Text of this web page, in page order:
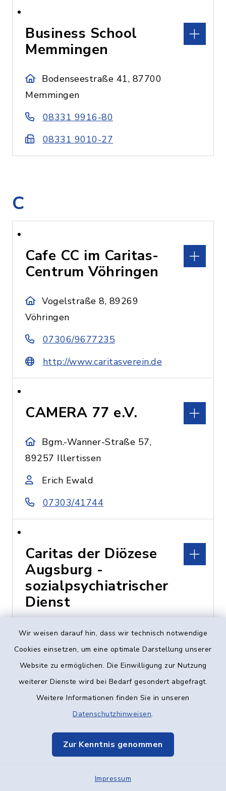
Wir weisen darauf hin, dass wir technisch notwendige
Cookies einsetzen, um eine optimale Darstellung unserer
Website zu ermöglichen. Die Einwilligung zur Nutzung
weiterer Dienste wird bei Bedarf gesondert abgefragt.
Weitere Informationen finden Sie in unseren
Datenschutzhinweisen.
Zur Kenntnis genommen
Impressum
Business School
Memmingen
Bodenseestraße 41, 87700
Memmingen
08331 9916-80
08331 9010-27
C
Cafe CC im Caritas-
Centrum Vöhringen
Vogelstraße 8, 89269
Vöhringen
07306/9677235
http://www.caritasverein.de
CAMERA 77 e.V.
Bgm.-Wanner-Straße 57,
89257 Illertissen
Erich Ewald
07303/41744
Caritas der Diözese
Augsburg -
sozialpsychiatrischer
Dienst
Heinz-Rühmann-Str. 7,
89231 Neu-Ulm
0731 - 73424
Caritas-Centrum
Vöhringen
Vogelstraße 8, 89269